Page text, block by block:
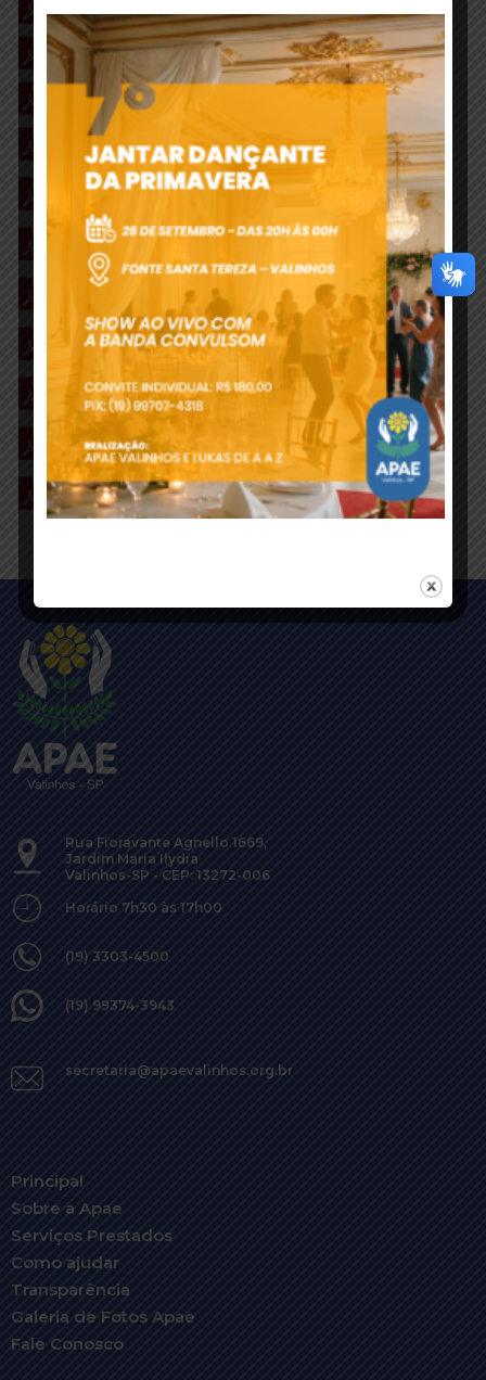
RELATORIO 2022 - TERMO 004-2022
RELATORIO 2022 - TERMO 005-2022
B1 - PLANO TRABALHO - EMENDA IMPOSITIVA
B2 - TERMO CONVENIO 13-2023 - EMENDA
C1 - PLANO TRABALHO - EMENDA IMPOSITIVA
C2 - TERMO CONVENIO 14-2023 - EMENDA
IMPOSITIVA
D1 - PLANO TRABALHO - EMENDA IMPOSITIVA
D2 - TERMO CONVENIO 15-2023 - EMENDA
IMPOSITIVA
E1 - PLANO TRABALHO - EMENDA IMPOSITIVA
E2 - TERMO FOMENTO 17-2023 - EMENDA
IMPOSITIVA
Rua Fioravante Agnello 1669,
Jardim Maria Ilydia
Valinhos-SP - CEP: 13272-006
Horário 7h30 às 17h00
(19) 3303-4500
(19) 99374-3943
secretaria@apaevalinhos.org.br
Principal
Sobre a Apae
Serviços Prestados
Como ajudar
Transparência
Galeria de Fotos Apae
Fale Conosco